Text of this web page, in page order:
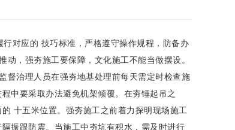
对应的 技巧标准，严格遵守操作规程，防备办
，强夯施工要保障，文化施工不能当做摆设。
督治理人员在强夯地基处理前每天需定时检查施
中要采取办法避免机架倾覆。在夯锤起吊之
十五米位置。强夯施工之前着力探明现场施工
振跟防震。当施工中夯坑有积水，需及时进行